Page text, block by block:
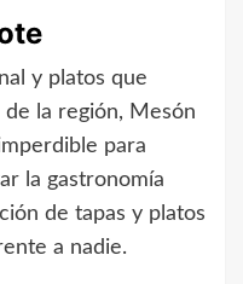
y platos que
la región, Mesón
para
la gastronomía
de tapas y platos
a nadie.